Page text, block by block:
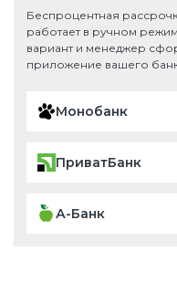
Беспроцентная
работает в ручном
вариант и менеджер
приложение вашего
Монобанк
ПриватБанк
А-Банк